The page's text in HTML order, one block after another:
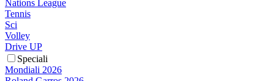
Nations League
Tennis
Sci
Volley
Drive UP
Speciali
Mondiali 2026